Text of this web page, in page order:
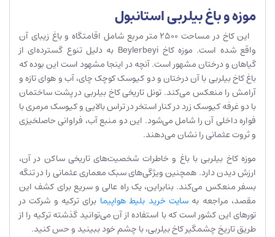
موزه و باغ بیلربی استانبول
این کاخ در مساحت 2500 متر مربع شامل اقامتگاه و باغ زیبای آن
واقع شده است. موزه کاخ Beylerbeyi به دلیل تنوع گسترده‌ای از
گیاهان و درختان مشهور است. آنچه در اینجا مشهود است این بوده که
باغ کاخ بیلربی با آن درختان و دو کیوسک کوچک چای، آب و هوای تازه و
آرامش را منعکس می‌کند. تونل تاریخی کاخ بیلربی در پشت ساختمان
با دو غرفه کیوسک زرد در کنار استخر در تراس بالایی و کیوسک مرمری با
فواره داخلی آن را شامل می‌شود. این دو منبع آب، فراوانی حاصلخیزی
و ثروت عثمانی را نشان می‌دهند.
موزه کاخ بیلربی با باغ و خاطرات شخصیت‌های تاریخی ساکن در آن،
ارزش دیدن دارد. همچنین ویژگی‌های سبک معماری عثمانی را در تنگه
بسفر منعکس می‌کند. بنابراین، یک راه عالی و سریع برای کشف این
مقصد، مراجعه بهسایت خرید بلیط هواپیما برای ترکیه و شرکت در
تورهای این کشور است که با استفاده از آن می‌توانید گذشته ترکیه را از
طریق تاریخ چشمگیر کاخ بیلربی، با چشم خود ببینید و حس کنید.